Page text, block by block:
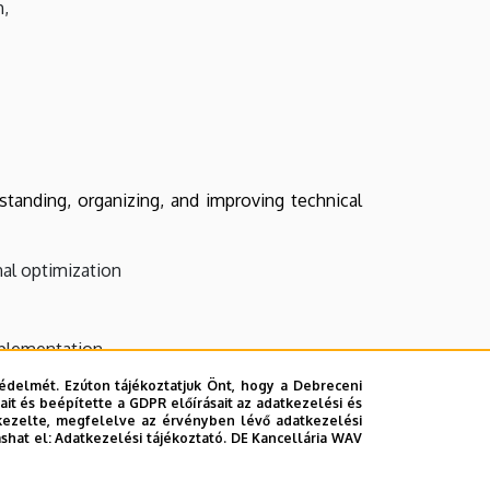
organizing, and improving technical
optimization
Ezúton tájékoztatjuk Önt, hogy a Debreceni
és beépítette a GDPR előírásait az adatkezelési és
megfelelve az érvényben lévő adatkezelési
el:Adatkezelési tájékoztató. DE Kancellária WAV